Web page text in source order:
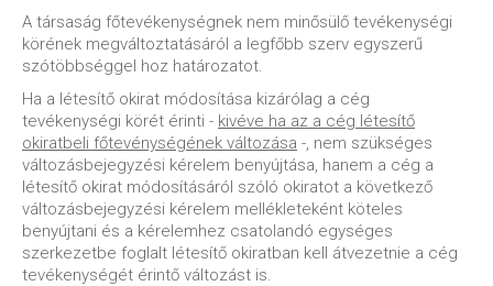
A társaság főtevékenységnek nem minősülő tevékenységi
körének megváltoztatásáról a legfőbb szerv egyszerű
szótöbbséggel hoz határozatot.
Ha a létesítő okirat módosítása kizárólag a cég
tevékenységi körét érinti - kivéve ha az a cég létesítő
okiratbeli főtevénységének változása -, nem szükséges
változásbejegyzési kérelem benyújtása, hanem a cég a
létesítő okirat módosításáról szóló okiratot a következő
változásbejegyzési kérelem mellékleteként köteles
benyújtani és a kérelemhez csatolandó egységes
szerkezetbe foglalt létesítő okiratban kell átvezetnie a cég
tevékenységét érintő változást is.